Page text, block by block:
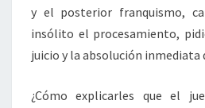
y el posterior franquismo,
insólito el procesamiento,
juicio y la absolución inmediata
¿Cómo explicarles que el